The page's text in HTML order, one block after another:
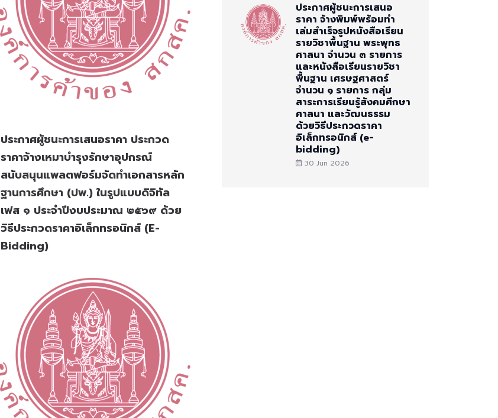
ประกาศผู้ชนะการเสนอราคา ประกวด
ราคาจ้างเหมาบำรุงรักษาอุปกรณ์
สนับสนุนแพลตฟอร์มจัดทำเอกสารหลัก
ฐานการศึกษา (ปพ.) ในรูปแบบดิจิทัล
เฟส ๑ ประจำปีงบประมาณ ๒๕๖๙ ด้วย
วิธีประกวดราคาอิเล็กทรอนิกส์ (e-
Bidding)
ประกาศผู้ชนะการเสนอ
ราคา จ้างพิมพ์พร้อมทำ
เล่มสำเร็จรูปหนังสือเรียน
รายวิชาพื้นฐาน พระพุทธ
ศาสนา จำนวน ๓ รายการ
และหนังสือเรียนรายวิชา
พื้นฐาน เศรษฐศาสตร์
จำนวน ๑ รายการ กลุ่ม
สาระการเรียนรู้สังคมศึกษา
ศาสนา และวัฒนธรรม
ด้วยวิธีประกวดราคา
อิเล็กทรอนิกส์ (e-
bidding)
30 Jun 2026